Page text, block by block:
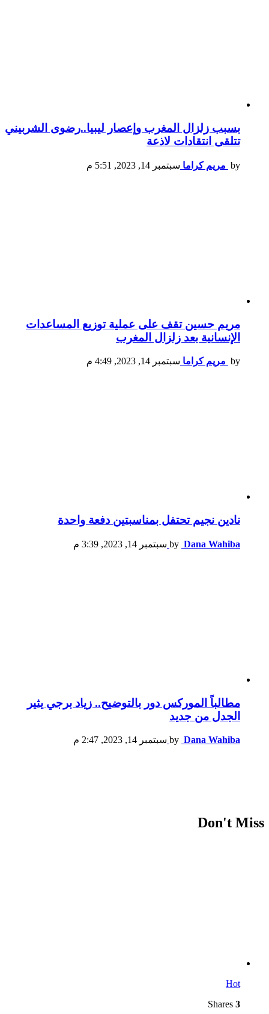
بسبب زلزال المغرب وإعصار ليبيا..رضوى الشربيني
تتلقى انتقادات لاذعة
by مريم كراما سبتمبر 14, 2023, 5:51 م
مريم حسين تقف على عملية توزيع المساعدات
الإنسانية بعد زلزال المغرب
by مريم كراما سبتمبر 14, 2023, 4:49 م
نادين نجيم تحتفل بمناسبتين دفعة واحدة
by Dana Wahiba سبتمبر 14, 2023, 3:39 م
مطالباً الموركس دور بالتوضيح.. زياد برجي يثير
الجدل من جديد
by Dana Wahiba سبتمبر 14, 2023, 2:47 م
Don't Miss
Hot
3